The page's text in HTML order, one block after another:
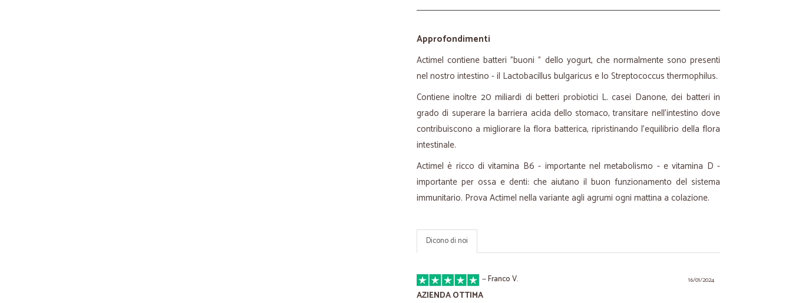
Approfondimenti
Actimel contiene batteri "buoni " dello yogurt, che normalmente sono presenti
nel nostro intestino - il Lactobacillus bulgaricus e lo Streptococcus thermophilus.
Contiene inoltre 20 miliardi di betteri probiotici L. casei Danone, dei batteri in
grado di superare la barriera acida dello stomaco, transitare nell’intestino dove
contribuiscono a migliorare la flora batterica, ripristinando l'equilibrio della flora
intestinale.
Actimel è ricco di vitamina B6 - importante nel metabolismo - e vitamina D -
importante per ossa e denti: che aiutano il buon funzionamento del sistema
immunitario. Prova Actimel nella variante agli agrumi ogni mattina a colazione.
Dicono di noi
16/01/2024
—Franco V.
AZIENDA OTTIMA